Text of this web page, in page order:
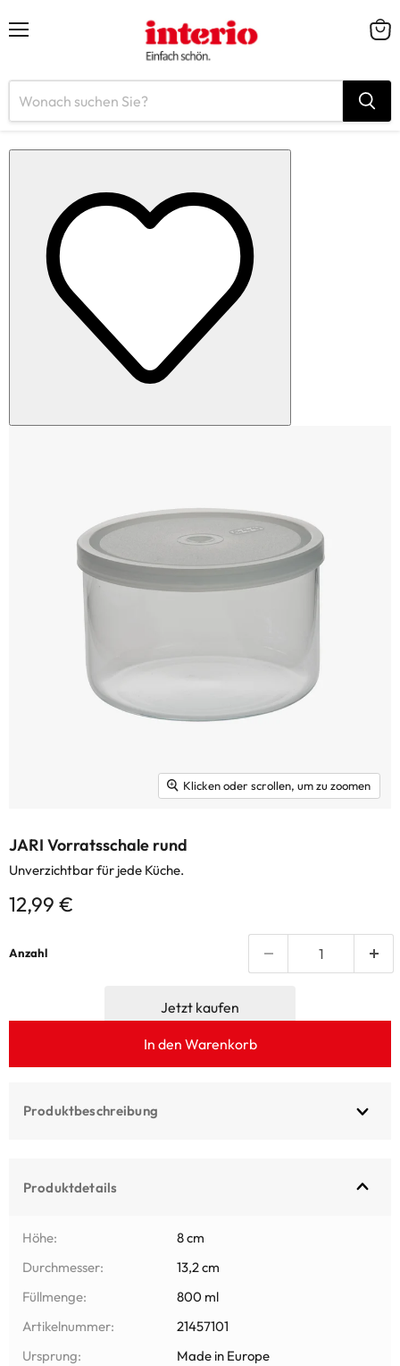
Klicken oder scrollen, um zu zoomen
JARI Vorratsschale rund
Unverzichtbar für jede Küche.
12,99 €
Anzahl
In den Warenkorb
Produktbeschreibung
Produktdetails
Höhe:
8 cm
Durchmesser:
13,2 cm
Füllmenge:
800 ml
Artikelnummer:
21457101
Ursprung:
Made in Europe